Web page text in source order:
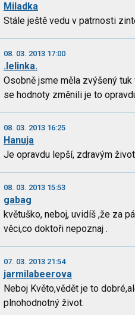
Miladka
Stále ještě vedu v patrnosti
08. 03. 2013 17:00
.lelinka.
Osobně jsme měla zvýšený
se hodnoty změnili je to
08. 03. 2013 16:25
Hanuja
Je opravdu lepší, zdravým
08. 03. 2013 15:53
gabag
květuško, neboj, uvidíš ,že za
věci,co doktoři nepoznaj .
07. 03. 2013 21:54
jarmilabeerova
Neboj Květo,vědět je to
plnohodnotný život.